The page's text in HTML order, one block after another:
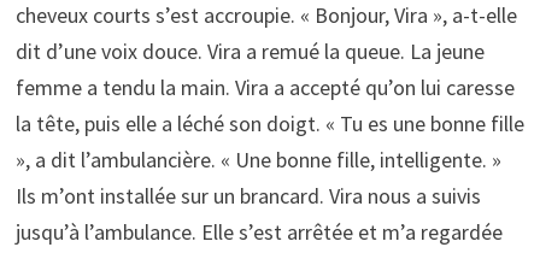
cheveux courts s’est accroupie. « Bonjour, Vira », a-t-elle
dit d’une voix douce. Vira a remué la queue. La jeune
femme a tendu la main. Vira a accepté qu’on lui caresse
la tête, puis elle a léché son doigt. « Tu es une bonne fille
», a dit l’ambulancière. « Une bonne fille, intelligente. »
Ils m’ont installée sur un brancard. Vira nous a suivis
jusqu’à l’ambulance. Elle s’est arrêtée et m’a regardée